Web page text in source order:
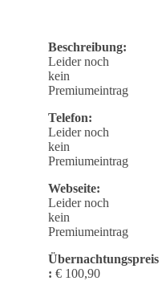
Beschreibung:
Leider noch
kein
Premiumeintrag
Telefon:
Leider noch
kein
Premiumeintrag
Webseite:
Leider noch
kein
Premiumeintrag
Übernachtungspreis
: € 100,90